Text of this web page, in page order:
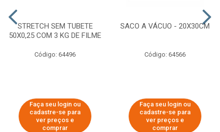
STRETCH SEM TUBETE
50X0,25 COM 3 KG DE FILME
Código: 64496
Faça seu login ou
cadastre-se para
ver preços e
comprar
SACO A VÁCUO - 20X30CM
Código: 64566
Faça seu login ou
cadastre-se para
ver preços e
comprar